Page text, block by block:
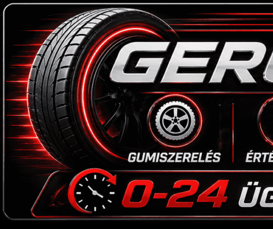
Kilépés
tartalomba